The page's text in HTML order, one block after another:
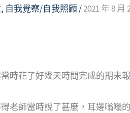
, 自我覺察/自我照顧/2021 年 8 月
時花了好幾天時間完成的期末
老師當時說了甚麼，耳邊嗡嗡